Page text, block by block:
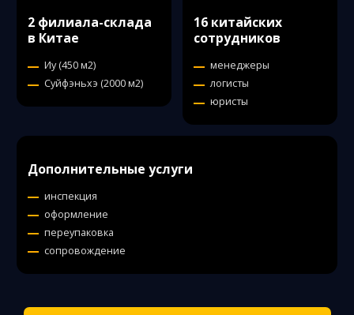
2 филиала-склада
в Китае
Иу (450 м2)
Суйфэньхэ (2000 м2)
16 китайских
сотрудников
менеджеры
логисты
юристы
Дополнительные услуги
инспекция
оформление
переупаковка
сопровождение